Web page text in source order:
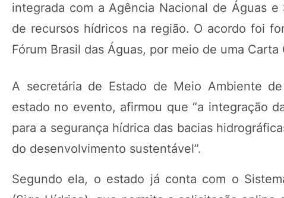
integrada com a Agência Nacional de Águas
de recursos hídricos na região. O acordo foi
Fórum Brasil das Águas, por meio de uma
A secretária de Estado de Meio Ambiente
estado no evento, afirmou que “a integração
para a segurança hídrica das bacias
do desenvolvimento sustentável”.
Segundo ela, o estado já conta com o